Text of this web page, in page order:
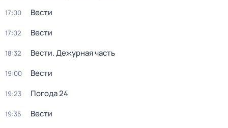
17:00 Вести
17:02 Вести
18:32 Вести. Дежурная часть
19:00 Вести
19:23 Погода 24
19:35 Вести